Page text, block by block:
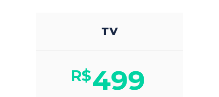
TV
R$499